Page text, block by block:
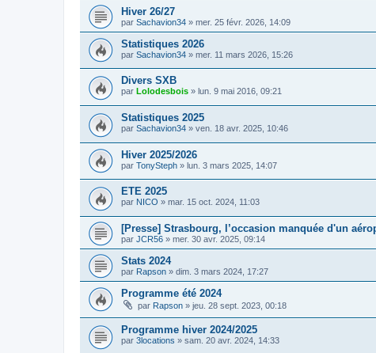
Hiver 26/27
par Sachavion34 » mer. 25 févr. 2026, 14:09
Statistiques 2026
par Sachavion34 » mer. 11 mars 2026, 15:26
Divers SXB
par Lolodesbois » lun. 9 mai 2016, 09:21
Statistiques 2025
par Sachavion34 » ven. 18 avr. 2025, 10:46
Hiver 2025/2026
par TonySteph » lun. 3 mars 2025, 14:07
ETE 2025
par NICO » mar. 15 oct. 2024, 11:03
[Presse] Strasbourg, l’occasion manquée d'un
par JCR56 » mer. 30 avr. 2025, 09:14
Stats 2024
par Rapson » dim. 3 mars 2024, 17:27
Programme été 2024
par Rapson » jeu. 28 sept. 2023, 00:18
Programme hiver 2024/2025
par 3locations » sam. 20 avr. 2024, 14:33